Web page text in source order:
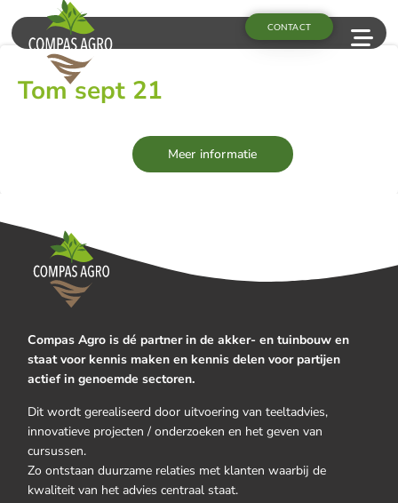
CONTACT
Tom sept 21
Meer informatie
Compas Agro is dé partner in de akker- en tuinbouw en
staat voor kennis maken en kennis delen voor partijen
actief in genoemde sectoren.
Dit wordt gerealiseerd door uitvoering van teeltadvies,
innovatieve projecten / onderzoeken en het geven van
cursussen.
Zo ontstaan duurzame relaties met klanten waarbij de
kwaliteit van het advies centraal staat.